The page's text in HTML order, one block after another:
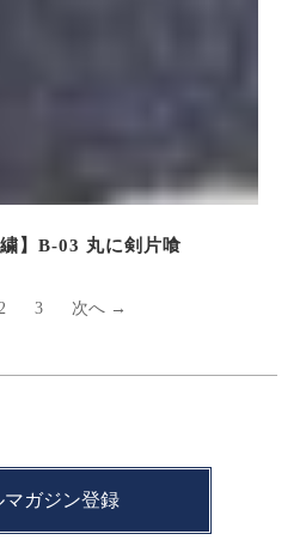
繍】B-03 丸に剣片喰
3 次へ →
マガジン登録